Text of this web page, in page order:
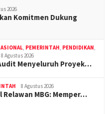
2026
Komitmen Dukung
PEMERINTAH PENDIDIKAN
8 Agustus 2026
Menyeluruh Proyek…
8 Agustus 2026
MBG: Memper…